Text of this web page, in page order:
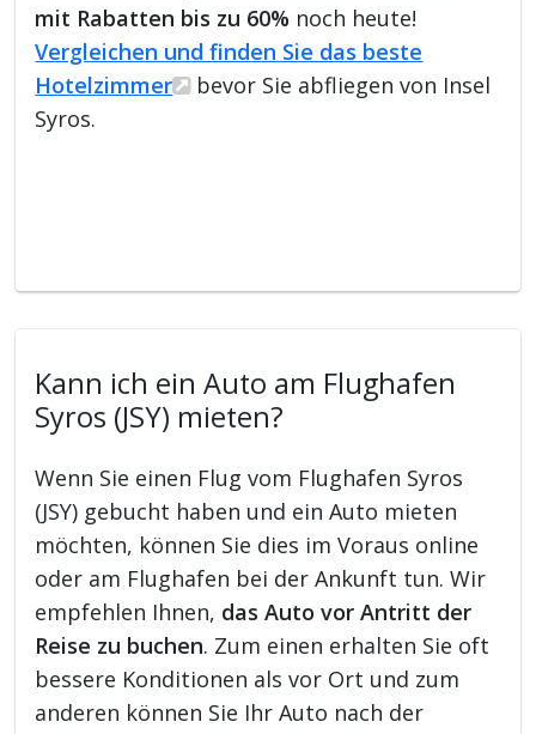
mit Rabatten bis zu 60% noch heute!
Vergleichen und finden Sie das beste
Hotelzimmer
bevor Sie abfliegen von Insel
Syros.
Kann ich ein Auto am Flughafen
Syros (JSY) mieten?
Wenn Sie einen Flug vom Flughafen Syros
(JSY) gebucht haben und ein Auto mieten
möchten, können Sie dies im Voraus online
oder am Flughafen bei der Ankunft tun. Wir
empfehlen Ihnen, das Auto vor Antritt der
Reise zu buchen. Zum einen erhalten Sie oft
bessere Konditionen als vor Ort und zum
anderen können Sie Ihr Auto nach der